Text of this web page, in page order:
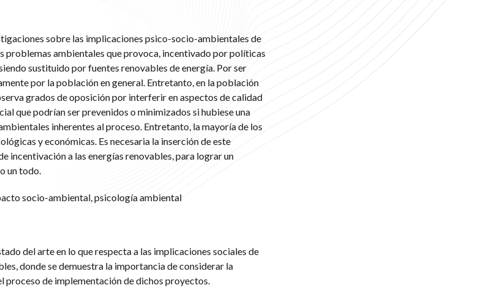
sobre las implicaciones psico-socio-ambientales de
problemas ambientales que provoca, incentivado por políticas
sustituido por fuentes renovables de energía. Por ser
por la población en general. Entretanto, en la población
grados de oposición por interferir en aspectos de calidad
que podrían ser prevenidos o minimizados si hubiese una
inherentes al proceso. Entretanto, la mayoría de los
y económicas. Es necesaria la inserción de este
incentivación a las energías renovables, para lograr un
un todo.
socio-ambiental, psicología ambiental
del arte en lo que respecta a las implicaciones sociales de
donde se demuestra la importancia de considerar la
de implementación de dichos proyectos.